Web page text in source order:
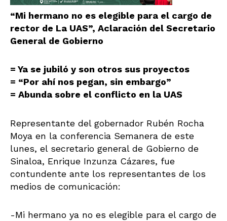
“Mi hermano no es elegible para el cargo de
rector de La UAS”, Aclaración del Secretario
General de Gobierno
= Ya se jubiló y son otros sus proyectos
= “Por ahí nos pegan, sin embargo”
= Abunda sobre el conflicto en la UAS
Representante del gobernador Rubén Rocha
Moya en la conferencia Semanera de este
lunes, el secretario general de Gobierno de
Sinaloa, Enrique Inzunza Cázares, fue
contundente ante los representantes de los
medios de comunicación:
-Mi hermano ya no es elegible para el cargo de